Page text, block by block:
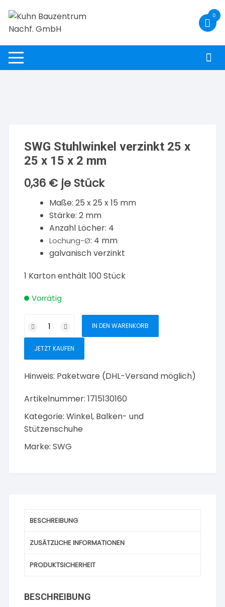
Inhalt
springen
0
SWG Stuhlwinkel verzinkt 25 x
25 x 15 x 2 mm
0,36 € je Stück
Maße: 25 x 25 x 15 mm
Stärke: 2 mm
Anzahl Löcher: 4
Lochung-Ø: 4 mm
galvanisch verzinkt
1 Karton enthält 100 Stück
Vorrätig
Stuhlwinkel
verzinkt
25
15
x
2
Menge
IN DEN WARENKORB
JETZT KAUFEN
Hinweis: Paketware (DHL-Versand möglich)
Artikelnummer:1715130160
Kategorie:Winkel, Balken- und
Stützenschuhe
Marke:SWG
BESCHREIBUNG
ZUSÄTZLICHE INFORMATIONEN
PRODUKTSICHERHEIT
BESCHREIBUNG